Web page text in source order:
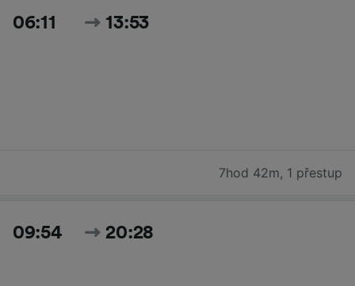
06:11 13:53
7hod 42m, 1 přestup
09:54 20:28